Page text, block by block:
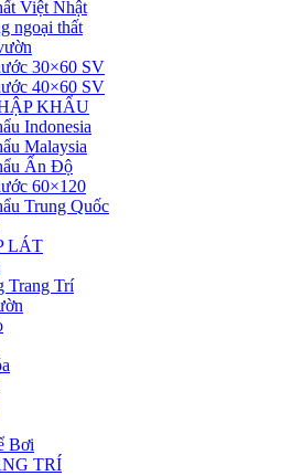
Việt Nhật
ngoại thất
30×60 SV
40×60 SV
KHẨU
Indonesia
Malaysia
Ấn Độ
60×120
Trung Quốc
LÁT
Trang Trí
Bơi
TRÍ